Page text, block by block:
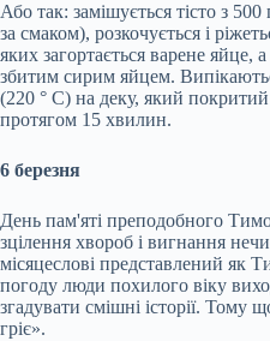
Або так: замішується тісто з
за смаком), розкочується і
яких загортається варене яйце,
збитим сирим яйцем.
(220 ° С) на деку, який
протягом 15 хвилин.
6 березня
День пам'яті преподобного
зцілення хвороб і вигнання
місяцеслові представлений як
погоду люди похилого віку
згадувати смішні історії. Тому
гріє».